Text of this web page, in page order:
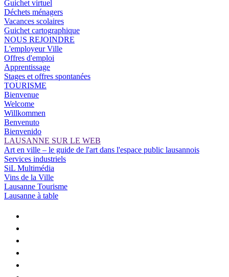
Guichet virtuel
Déchets ménagers
Vacances scolaires
Guichet cartographique
NOUS REJOINDRE
L'employeur Ville
Offres d'emploi
Apprentissage
Stages et offres spontanées
TOURISME
Bienvenue
Welcome
Willkommen
Benvenuto
Bienvenido
LAUSANNE SUR LE WEB
Art en ville – le guide de l'art dans l'espace public lausannois
Services industriels
SiL Multimédia
Vins de la Ville
Lausanne Tourisme
Lausanne à table